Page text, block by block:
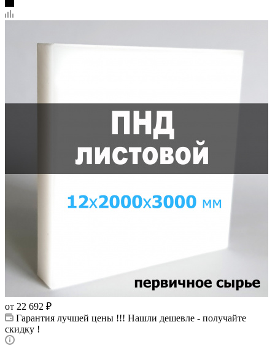
от 22 692 ₽
Гарантия лучшей цены !!! Нашли дешевле - получайте
скидку !